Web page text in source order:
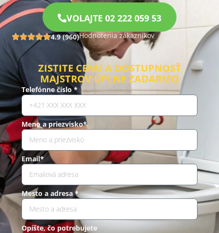
VOLAJTE 02 222 059 53
4.9 (960)Hodnotenia zákazníkov
ZISTITE CENU A DOSTUPNOSŤ
MAJSTROV ÚPLNE ZADARMO
Telefónne číslo *
Meno a priezvisko*
Email*
Mesto a adresa *
Opíšte, čo potrebujete